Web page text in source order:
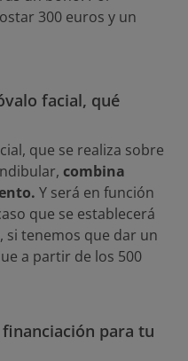
300 euros y un
facial, qué
que se realiza sobre
combina
Y será en función
que se establecerá
si tenemos que dar un
a partir de los 500
para tu